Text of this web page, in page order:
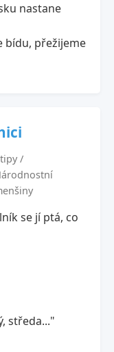
nastane
bídu, přežijeme
/
se jí ptá, co
středa..."